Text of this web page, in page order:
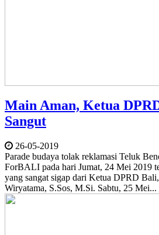
Main Aman, Ketua
Sangut
26-05-2019
Parade budaya tolak reklamasi Teluk
ForBALI pada hari Jumat, 24 Mei 2019
yang sangat sigap dari Ketua DPRD
Wiryatama, S.Sos, M.Si. Sabtu, 25 Mei...